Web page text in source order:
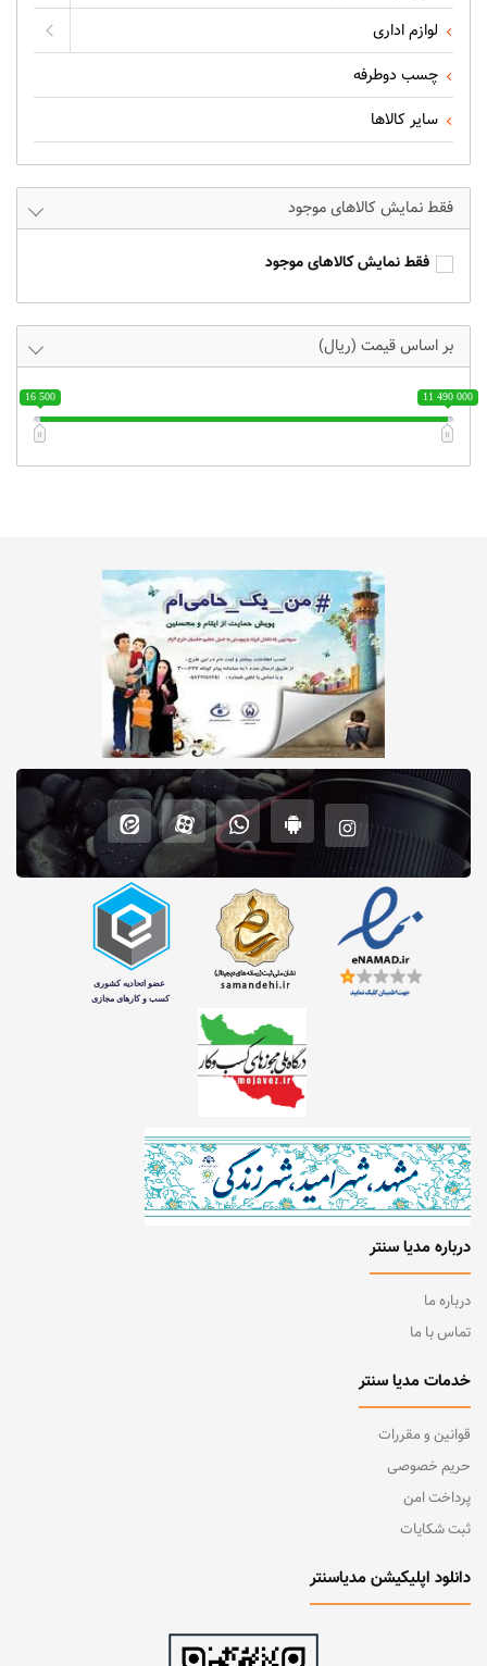
لوازم اداری
چسب دوطرفه
سایر کالاها
فقط نمایش کالاهای موجود
فقط نمایش کالاهای موجود
بر اساس قیمت (ریال)
16 500 11 490 000
درباره مدیا سنتر
درباره ما
تماس با ما
خدمات مدیا سنتر
قوانین و مقررات
حریم خصوصی
پرداخت امن
ثبت شکایات
دانلود اپلیکیشن مدیاسنتر